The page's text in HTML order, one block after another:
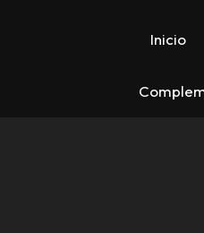
Inicio